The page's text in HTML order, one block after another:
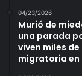
04/23/2026
Murió de
una parada
viven miles
migratoria en